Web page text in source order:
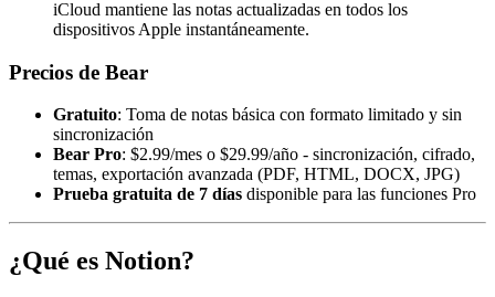
iCloud mantiene las notas actualizadas en todos los
dispositivos Apple instantáneamente.
Precios de Bear
Gratuito: Toma de notas básica con formato limitado y sin
sincronización
Bear Pro: $2.99/mes o $29.99/año - sincronización, cifrado,
temas, exportación avanzada (PDF, HTML, DOCX, JPG)
Prueba gratuita de 7 días disponible para las funciones Pro
¿Qué es Notion?